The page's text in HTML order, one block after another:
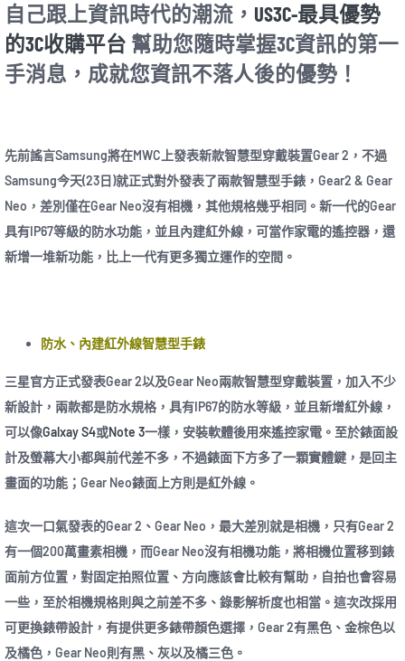
自己跟上資訊時代的潮流， US3C-最具優勢
的3C收購平台 幫助您隨時掌握3C資訊的第一
手消息，成就您資訊不落人後的優勢！
先前謠言Samsung將在MWC上發表新款智慧型穿戴裝置Gear 2，不過
Samsung今天(23日)就正式對外發表了兩款智慧型手錶，Gear2 & Gear
Neo，差別僅在Gear Neo沒有相機，其他規格幾乎相同。新一代的Gear
具有IP67等級的防水功能，並且內建紅外線，可當作家電的遙控器，還
新增一堆新功能，比上一代有更多獨立運作的空間。
防水、 內建紅外線智慧型手錶
三星官方正式發表Gear 2以及Gear Neo兩款智慧型穿戴裝置，加入不少
新設計，兩款都是防水規格，具有IP67的防水等級，並且新增紅外線，
可以像Galxay S4或Note 3一樣，安裝軟體後用來遙控家電。至於錶面設
計及螢幕大小都與前代差不多，不過錶面下方多了一顆實體鍵，是回主
畫面的功能；Gear Neo錶面上方則是紅外線。
這次一口氣發表的Gear 2、Gear Neo，最大差別就是相機，只有Gear 2
有一個200萬畫素相機，而Gear Neo沒有相機功能，將相機位置移到錶
面前方位置，對固定拍照位置、方向應該會比較有幫助，自拍也會容易
一些，至於相機規格則與之前差不多、錄影解析度也相當。這次改採用
可更換錶帶設計，有提供更多錶帶顏色選擇，Gear 2有黑色、金棕色以
及橘色，Gear Neo則有黑、灰以及橘三色。